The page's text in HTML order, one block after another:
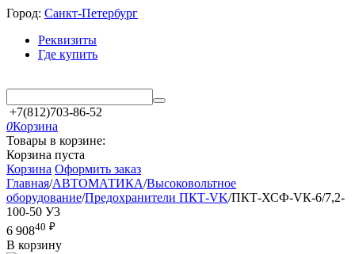
Город: Санкт-Петербург
Реквизиты
Где купить
+7(812)703-86-52
0Корзина
Товары в корзине:
Корзина пуста
Корзина Оформить заказ
Главная/АВТОМАТИКА/Высоковольтное
оборудование/Предохранители ПКТ-VK/ПКТ-ХСФ-VК-6/7,2-
100-50 У3
6 90840 ₽
В корзину